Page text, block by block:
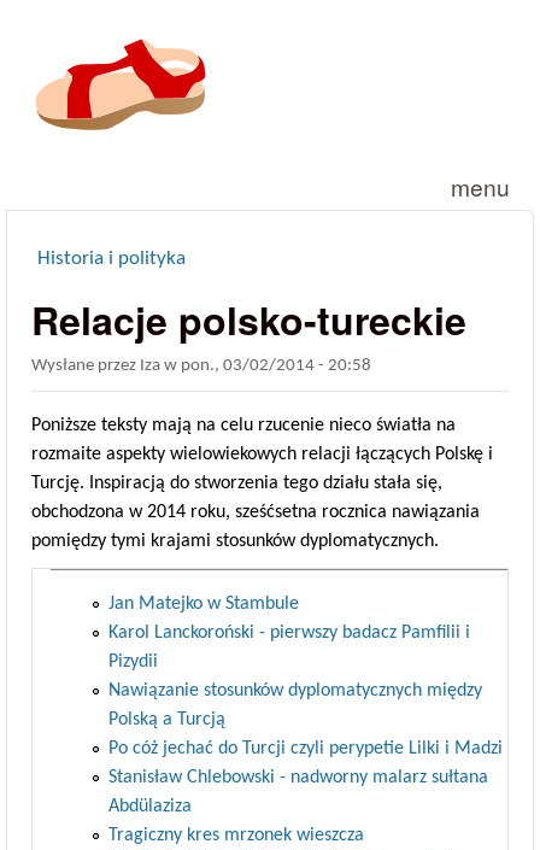
menu
Historia i polityka
Relacje polsko-tureckie
Wysłane przez Iza w pon., 03/02/2014 - 20:58
Poniższe teksty mają na celu rzucenie nieco światła na
rozmaite aspekty wielowiekowych relacji łączących Polskę i
Turcję. Inspiracją do stworzenia tego działu stała się,
obchodzona w 2014 roku, sześćsetna rocznica nawiązania
pomiędzy tymi krajami stosunków dyplomatycznych.
Jan Matejko w Stambule
Karol Lanckoroński - pierwszy badacz Pamfilii i
Pizydii
Nawiązanie stosunków dyplomatycznych między
Polską a Turcją
Po cóż jechać do Turcji czyli perypetie Lilki i Madzi
Stanisław Chlebowski - nadworny malarz sułtana
Abdülaziza
Tragiczny kres mrzonek wieszcza